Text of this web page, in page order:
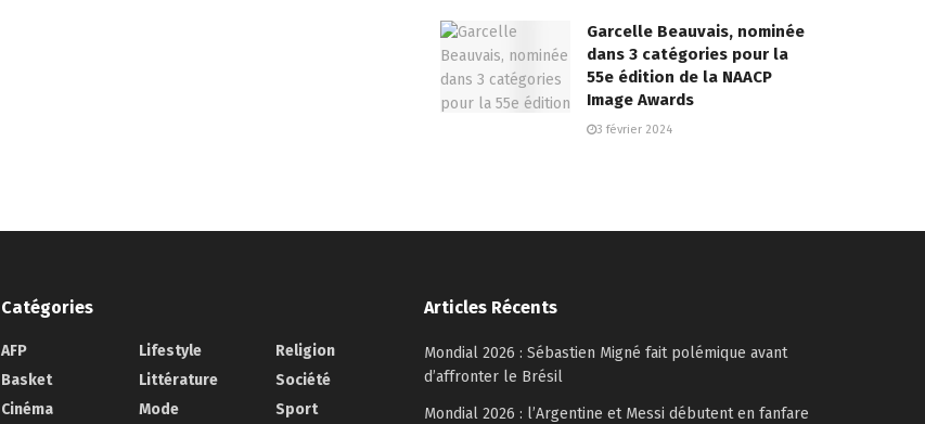
Garcelle Beauvais, nominée
dans 3 catégories pour la
55e édition de la NAACP
Image Awards
3 février 2024
Catégories
AFP
Basket
Cinéma
Lifestyle
Littérature
Mode
Religion
Société
Sport
Articles Récents
Mondial 2026 : Sébastien Migné fait polémique avant
d’affronter le Brésil
Mondial 2026 : l’Argentine et Messi débutent en fanfare